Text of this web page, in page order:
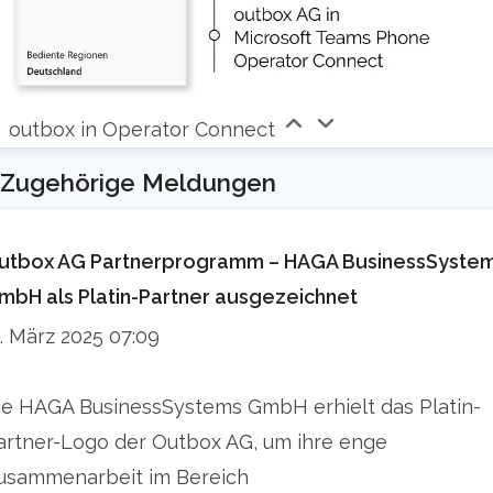
About outbox AG:
Based in Cologne, Germany, outbox AG has
been building and operating software-based
providers on their own NGN network for over 15
reseller and B2B business. The focus of our
solutions is on scalable automation and user-
The intensive focus on Voice-over-IP products
in the wholesale area quickly made outbox AG a
specialist in this field. Due to the continuous
outbox in Operator Connect
Zugehörige Meldungen
AG Partnerprogramm – HAGA
als Platin-Partner ausgezeichnet
März 2025 07:09
HAGA BusinessSystems GmbH erhielt das Platin-
Logo der Outbox AG, um ihre enge
im Bereich